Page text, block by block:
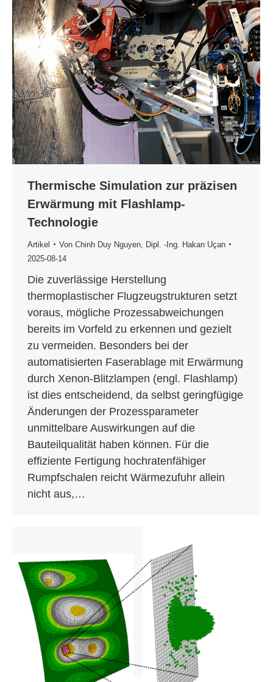
Thermische Simulation zur präzisen
Erwärmung mit Flashlamp-
Technologie
Artikel Von Chinh Duy Nguyen
Dipl. -Ing. Hakan Uçan
2025-08-14
Die zuverlässige Herstellung
thermoplastischer Flugzeugstrukturen setzt
voraus, mögliche Prozessabweichungen
bereits im Vorfeld zu erkennen und gezielt
zu vermeiden. Besonders bei der
automatisierten Faserablage mit Erwärmung
durch Xenon-Blitzlampen (engl. Flashlamp)
ist dies entscheidend, da selbst geringfügige
Änderungen der Prozessparameter
unmittelbare Auswirkungen auf die
Bauteilqualität haben können. Für die
effiziente Fertigung hochratenfähiger
Rumpfschalen reicht Wärmezufuhr allein
nicht aus,…